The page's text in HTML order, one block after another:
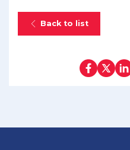
Back to list